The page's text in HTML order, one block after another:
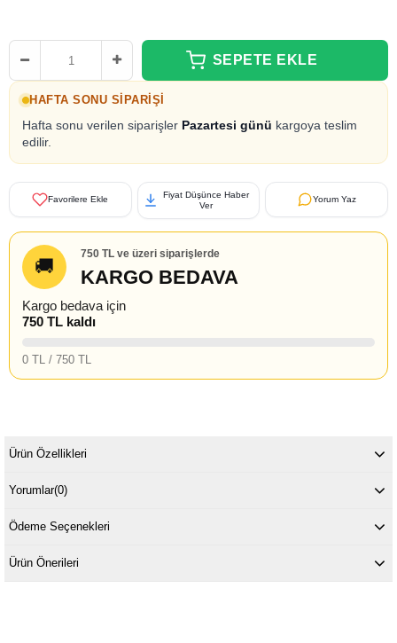
HAFTA SONU SIPARIŞI
Hafta sonu verilen siparişler Pazartesi günü kargoya teslim
edilir.
Favorilere Ekle
Fiyat Düşünce Haber
Ver
Yorum Yaz
🚚
750 TL ve üzeri siparişlerde
KARGO BEDAVA
Kargo bedava için
750 TL kaldı
0 TL / 750 TL
Ürün Özellikleri
Yorumlar(0)
Ödeme Seçenekleri
Ürün Önerileri